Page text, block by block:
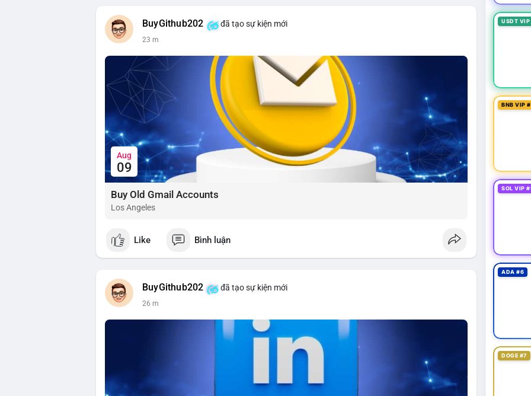
BuyGithub202 đã tạo sự kiện mới
23 m
Aug
09
Buy Old Gmail Accounts
Los Angeles
Like Bình luận
BuyGithub202 đã tạo sự kiện mới
26 m
USDT
BNB VIP
SOL VIP
ADA #6
DOGE #7